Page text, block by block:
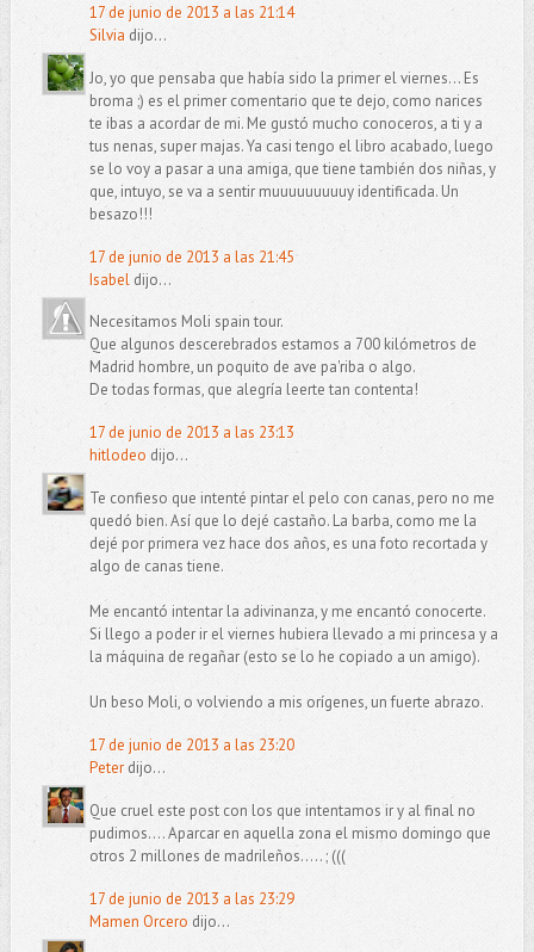
17 de junio de 2013 a las 21:14
Silvia dijo...
Jo, yo que pensaba que había sido la primer el viernes... Es
broma ;) es el primer comentario que te dejo, como narices
te ibas a acordar de mi. Me gustó mucho conoceros, a ti y a
tus nenas, super majas. Ya casi tengo el libro acabado, luego
se lo voy a pasar a una amiga, que tiene también dos niñas, y
que, intuyo, se va a sentir muuuuuuuuuy identificada. Un
besazo!!!
17 de junio de 2013 a las 21:45
Isabeldijo...
Necesitamos Moli spain tour.
Que algunos descerebrados estamos a 700 kilómetros de
Madrid hombre, un poquito de ave pa'riba o algo.
De todas formas, que alegría leerte tan contenta!
17 de junio de 2013 a las 23:13
hitlodeo dijo...
Te confieso que intenté pintar el pelo con canas, pero no me
quedó bien. Así que lo dejé castaño. La barba, como me la
dejé por primera vez hace dos años, es una foto recortada y
algo de canas tiene.
Me encantó intentar la adivinanza, y me encantó conocerte.
Si llego a poder ir el viernes hubiera llevado a mi princesa y a
la máquina de regañar (esto se lo he copiado a un amigo).
Un beso Moli, o volviendo a mis orígenes, un fuerte abrazo.
17 de junio de 2013 a las 23:20
Peterdijo...
Que cruel este post con los que intentamos ir y al final no
pudimos.... Aparcar en aquella zona el mismo domingo que
otros 2 millones de madrileños..... ; (((
17 de junio de 2013 a las 23:29
Mamen Orcero dijo...